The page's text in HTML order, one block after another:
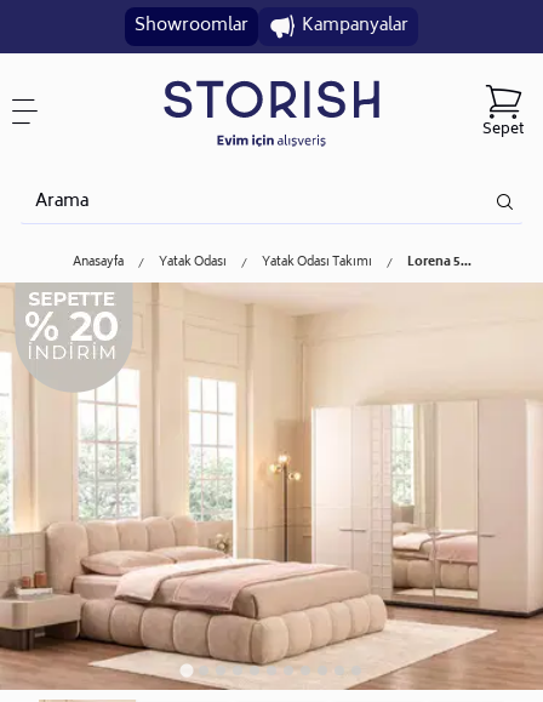
Showroomlar Kampanyalar
Sepet
Anasayfa Yatak Odası Yatak Odası Takımı Lorena 5...